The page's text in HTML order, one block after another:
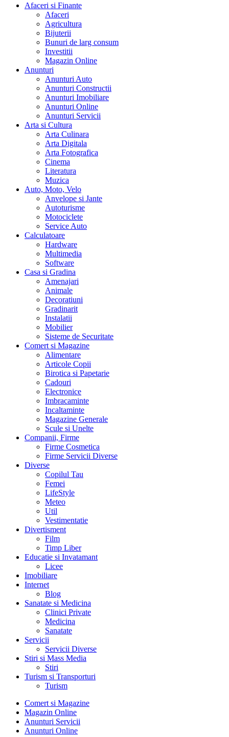
Afaceri si Finante
Afaceri
Agricultura
Bijuterii
Bunuri de larg consum
Investitii
Magazin Online
Anunturi
Anunturi Auto
Anunturi Constructii
Anunturi Imobiliare
Anunturi Online
Anunturi Servicii
Arta si Cultura
Arta Culinara
Arta Digitala
Arta Fotografica
Cinema
Literatura
Muzica
Auto, Moto, Velo
Anvelope si Jante
Autoturisme
Motociclete
Service Auto
Calculatoare
Hardware
Multimedia
Software
Casa si Gradina
Amenajari
Animale
Decoratiuni
Gradinarit
Instalatii
Mobilier
Sisteme de Securitate
Comert si Magazine
Alimentare
Articole Copii
Birotica si Papetarie
Cadouri
Electronice
Imbracaminte
Incaltaminte
Magazine Generale
Scule si Unelte
Companii, Firme
Firme Cosmetica
Firme Servicii Diverse
Diverse
Copilul Tau
Femei
LifeStyle
Meteo
Util
Vestimentatie
Divertisment
Film
Timp Liber
Educatie si Invatamant
Licee
Imobiliare
Internet
Blog
Sanatate si Medicina
Clinici Private
Medicina
Sanatate
Servicii
Servicii Diverse
Stiri si Mass Media
Stiri
Turism si Transporturi
Turism
Comert si Magazine
Magazin Online
Anunturi Servicii
Anunturi Online